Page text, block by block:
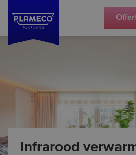
Infrarood